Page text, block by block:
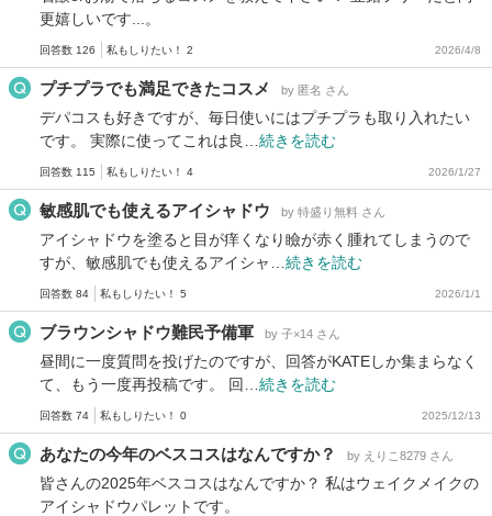
更嬉しいです...。
回答数 126 私もしりたい！ 2 2026/4/8
プチプラでも満足できたコスメ by 匿名 さん
デパコスも好きですが、毎日使いにはプチプラも取り入れたい
です。 実際に使ってこれは良… 続きを読む
回答数 115 私もしりたい！ 4 2026/1/27
敏感肌でも使えるアイシャドウ by 特盛り無料 さん
アイシャドウを塗ると目が痒くなり瞼が赤く腫れてしまうので
すが、敏感肌でも使えるアイシャ… 続きを読む
回答数 84 私もしりたい！ 5 2026/1/1
ブラウンシャドウ難民予備軍 by 子×14 さん
昼間に一度質問を投げたのですが、回答がKATEしか集まらなく
て、もう一度再投稿です。 回… 続きを読む
回答数 74 私もしりたい！ 0 2025/12/13
あなたの今年のベスコスはなんですか？ by えりこ8279 さん
皆さんの2025年ベスコスはなんですか？ 私はウェイクメイクの
アイシャドウパレットです。